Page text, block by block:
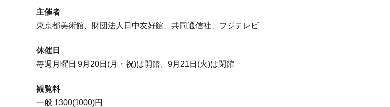
主催者
東京都美術館、財団法人日中友好館、共同通信社、フジテレビ
休催日
毎週月曜日 9月20日(月・祝)は開館、9月21日(火)は閉館
観覧料
一般 1300(1000)円